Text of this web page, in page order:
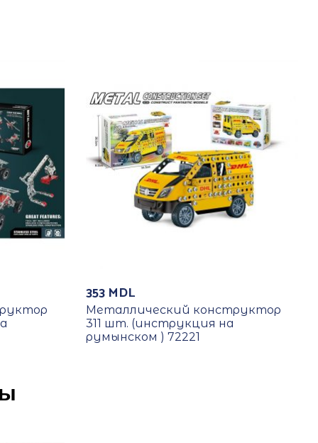
353 MDL
Металлический конструктор
311 шт. (инструкция на
румынском ) 72221